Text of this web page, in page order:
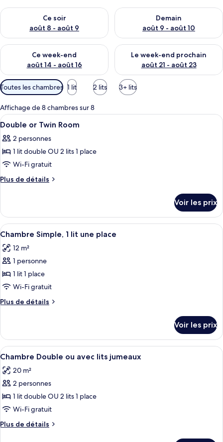
Ce soir
août 8 - août 9
Vérifier la disponibilité pour ce soir août 8 - août 9
Demain
août 9 - août 10
Vérifier la disponibilité pour
Ce week-end
août 14 - août 16
Vérifier la disponibilité pour ce week-end août 14 - août 16
Le week-end prochain
août 21 - août 23
Vérifier la disponibilité pour
Filtres
disponibles
pour
les
chambres
Toutes les chambres 1 lit 2 lits 3+ lits
Affichage de 8 chambres sur 8
Afficher
toutes
les
photos
pour
ce
chambre :
Double
or
Twin
Room
Une chambre d’hôtel comprenant
7
Double or Twin Room
2 personnes
1 lit double OU 2 lits 1 place
Wi-Fi gratuit
Plus de détails
Plus
le
type
de
Double
or
Room
Voir les prix
Afficher
toutes
les
photos
pour
ce
type
de
Chambre
Simple,
1
lit
une
place
Draps italiens Frette, coffres-forts
5
Chambre Simple, 1 lit une place
12 m²
1 personne
1 lit 1 place
Wi-Fi gratuit
Plus de détails
Plus
le
type
de
Chambre
Simple,
lit
une
Voir les prix
Afficher
toutes
les
photos
pour
ce
type
de
Une chambre d’hôtel comprenant
7
Chambre Double ou avec lits jumeaux
20 m²
2 personnes
1 lit double OU 2 lits 1 place
Wi-Fi gratuit
Plus de détails
Plus